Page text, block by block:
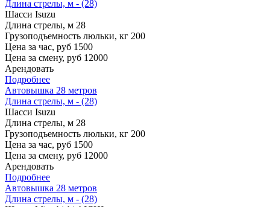
Длина стрелы, м - (28)
Шасси Isuzu
Длина стрелы, м 28
Грузоподъемность люльки, кг 200
Цена за час, руб 1500
Цена за смену, руб 12000
Арендовать
Подробнее
Автовышка 28 метров
Длина стрелы, м - (28)
Шасси Isuzu
Длина стрелы, м 28
Грузоподъемность люльки, кг 200
Цена за час, руб 1500
Цена за смену, руб 12000
Арендовать
Подробнее
Автовышка 28 метров
Длина стрелы, м - (28)